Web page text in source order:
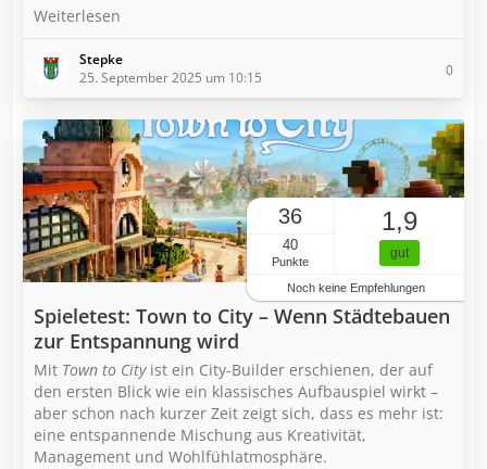
Weiterlesen
Stepke
25. September 2025 um 10:15
0
36
40
Punkte
1,9
gut
Noch keine Empfehlungen
Spieletest: Town to City – Wenn Städtebauen
zur Entspannung wird
Mit Town to Cityist ein City-Builder erschienen, der auf
den ersten Blick wie ein klassisches Aufbauspiel wirkt –
aber schon nach kurzer Zeit zeigt sich, dass es mehr ist:
eine entspannende Mischung aus Kreativität,
Management und Wohlfühlatmosphäre.